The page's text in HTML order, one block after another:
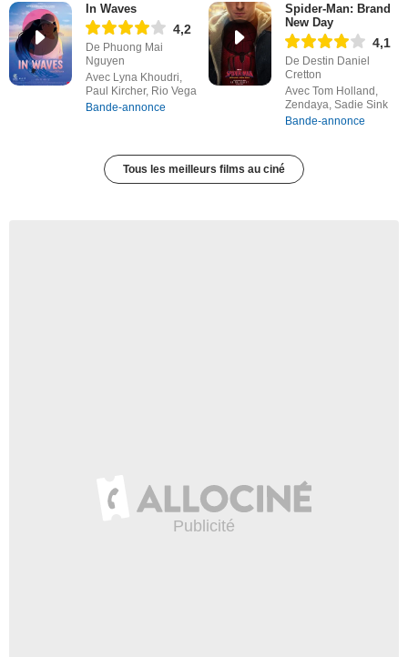
In Waves
4,2
De Phuong Mai
Nguyen
Avec Lyna Khoudri,
Paul Kircher, Rio Vega
Bande-annonce
Spider-Man: Brand
New Day
4,1
De Destin Daniel
Cretton
Avec Tom Holland,
Zendaya, Sadie Sink
Bande-annonce
Tous les meilleurs films au ciné